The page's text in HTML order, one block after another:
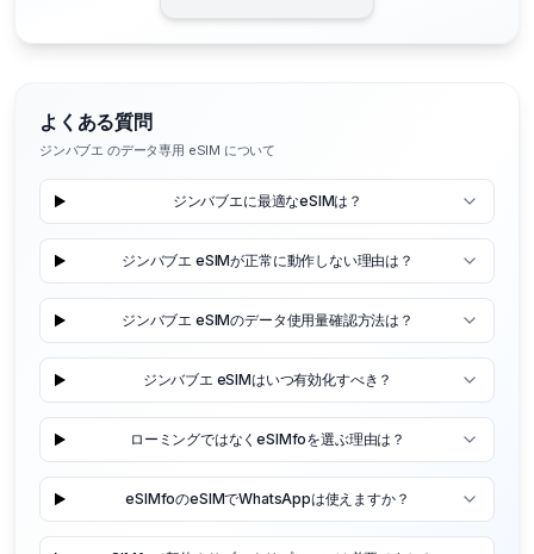
よくある質問
ジンバブエ のデータ専用 eSIM について
ジンバブエに最適なeSIMは？
ジンバブエ eSIMが正常に動作しない理由は？
ジンバブエ eSIMのデータ使用量確認方法は？
ジンバブエ eSIMはいつ有効化すべき？
ローミングではなくeSIMfoを選ぶ理由は？
eSIMfoのeSIMでWhatsAppは使えますか？